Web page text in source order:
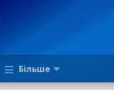
Більше